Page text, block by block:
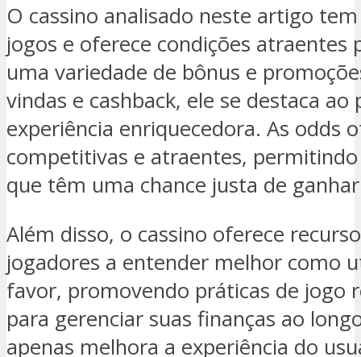
O cassino analisado neste artigo
jogos e oferece condições atraentes
uma variedade de bônus e
vindas e cashback, ele se destaca
experiência enriquecedora. As odds
competitivas e atraentes,
que têm uma chance justa de
Além disso, o cassino oferece
jogadores a entender melhor como
favor, promovendo práticas de jogo
para gerenciar suas finanças ao
apenas melhora a experiência do